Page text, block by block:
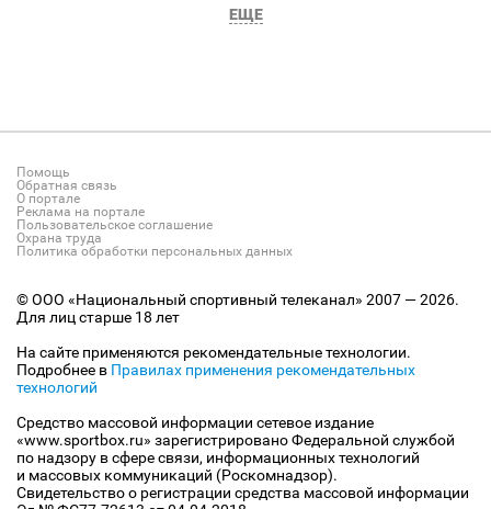
ЕЩЕ
Помощь
Обратная связь
О портале
Реклама на портале
Пользовательское соглашение
Охрана труда
Политика обработки персональных данных
© ООО «Национальный спортивный телеканал» 2007 — 2026.
Для лиц старше 18 лет
На сайте применяются рекомендательные технологии.
Подробнее в Правилах применения рекомендательных
технологий
Средство массовой информации сетевое издание
«www.sportbox.ru» зарегистрировано Федеральной службой
по надзору в сфере связи, информационных технологий
и массовых коммуникаций (Роскомнадзор).
Свидетельство о регистрации средства массовой информации